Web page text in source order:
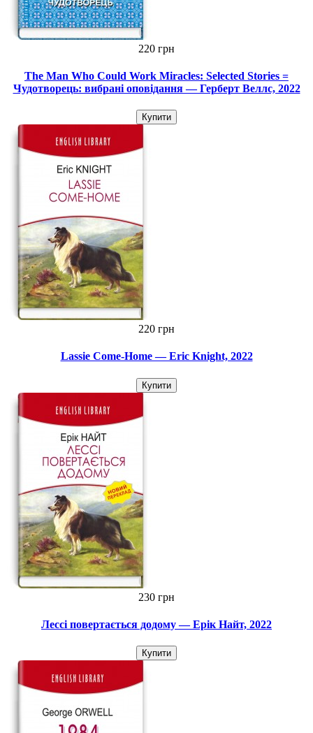
220 грн
The Man Who Could Work Miracles: Selected Stories =
Чудотворець: вибрані оповідання — Герберт Веллс, 2022
Купити
220 грн
Lassie Come-Home — Eric Knight, 2022
Купити
230 грн
Лессі повертається додому — Ерік Найт, 2022
Купити